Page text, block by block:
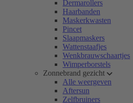
Dermarollers
Haarbanden
Maskerkwasten
Pincet
Slaapmaskers
Wattenstaafjes
Wenkbrauwschaartjes
Wimperborstels
Zonnebrand gezicht
Alle weergeven
Aftersun
Zelfbruiners